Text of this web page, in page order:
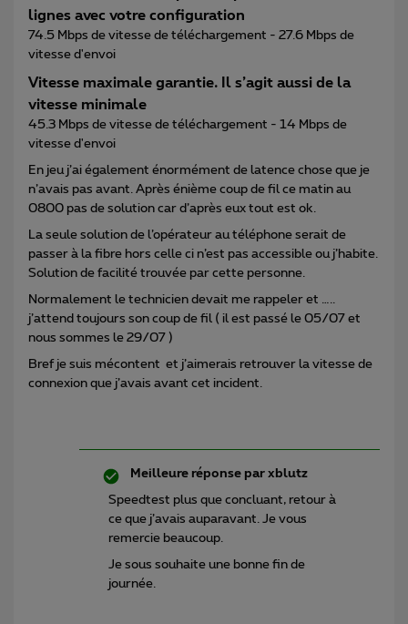
lignes avec votre configuration
74.5 Mbps de vitesse de téléchargement - 27.6 Mbps de
vitesse d'envoi
Vitesse maximale garantie. Il s’agit aussi de la
vitesse minimale
45.3 Mbps de vitesse de téléchargement - 14 Mbps de
vitesse d'envoi
En jeu j’ai également énormément de latence chose que je
n’avais pas avant. Après énième coup de fil ce matin au
0800 pas de solution car d’après eux tout est ok.
La seule solution de l’opérateur au téléphone serait de
passer à la fibre hors celle ci n’est pas accessible ou j’habite.
Solution de facilité trouvée par cette personne.
Normalement le technicien devait me rappeler et …..
j’attend toujours son coup de fil ( il est passé le 05/07 et
nous sommes le 29/07 )
Bref je suis mécontent et j’aimerais retrouver la vitesse de
connexion que j’avais avant cet incident.
Meilleure réponse par xblutz
Speedtest plus que concluant, retour à
ce que j’avais auparavant. Je vous
remercie beaucoup.
Je sous souhaite une bonne fin de
journée.